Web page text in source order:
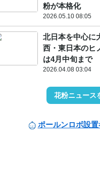
粉が本格化
2026.05.10 08:05
北日本を中心に
西・東日本のヒ
は4月中旬まで
2026.04.08 03:04
花粉ニュース
ポールンロボ設置